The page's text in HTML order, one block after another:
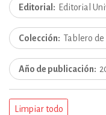
Editorial Editorial
Colección Tablero
Año de publicación
Limpiar todo